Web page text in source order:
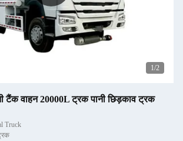
1/2
टैंक वाहन 20000L ट्रक पानी छिड़काव ट्रक
Truck